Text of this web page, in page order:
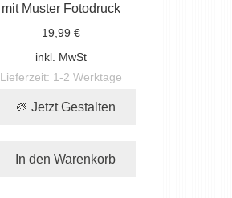
mit Muster Fotodruck
19,99 €
inkl. MwSt
Lieferzeit: 1-2 Werktage
🎨 Jetzt Gestalten
In den Warenkorb